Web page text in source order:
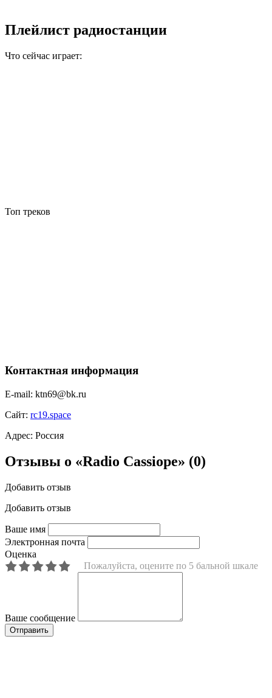
Плейлист радиостанции
Что сейчас играет:
Топ треков
Контактная информация
E-mail: ktn69@bk.ru
Сайт: rc19.space
Адрес: Россия
Отзывы о «Radio Cassiope» (0)
Добавить отзыв
Добавить отзыв
Ваше имя
Электронная почта
Оценка
Пожалуйста, оцените по 5 бальной шкале
Ваше сообщение